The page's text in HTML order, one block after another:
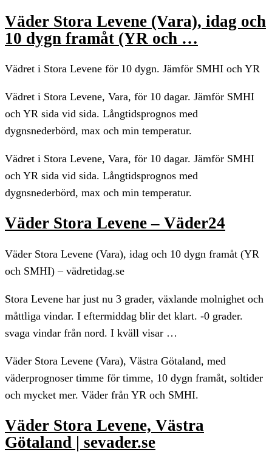
Väder Stora Levene (Vara), idag och
10 dygn framåt (YR och …
Vädret i Stora Levene för 10 dygn. Jämför SMHI och YR
Vädret i Stora Levene, Vara, för 10 dagar. Jämför SMHI
och YR sida vid sida. Långtidsprognos med
dygnsnederbörd, max och min temperatur.
Vädret i Stora Levene, Vara, för 10 dagar. Jämför SMHI
och YR sida vid sida. Långtidsprognos med
dygnsnederbörd, max och min temperatur.
Väder Stora Levene – Väder24
Väder Stora Levene (Vara), idag och 10 dygn framåt (YR
och SMHI) – vädretidag.se
Stora Levene har just nu 3 grader, växlande molnighet och
måttliga vindar. I eftermiddag blir det klart. -0 grader.
svaga vindar från nord. I kväll visar …
Väder Stora Levene (Vara), Västra Götaland, med
väderprognoser timme för timme, 10 dygn framåt, soltider
och mycket mer. Väder från YR och SMHI.
Väder Stora Levene, Västra
Götaland | sevader.se